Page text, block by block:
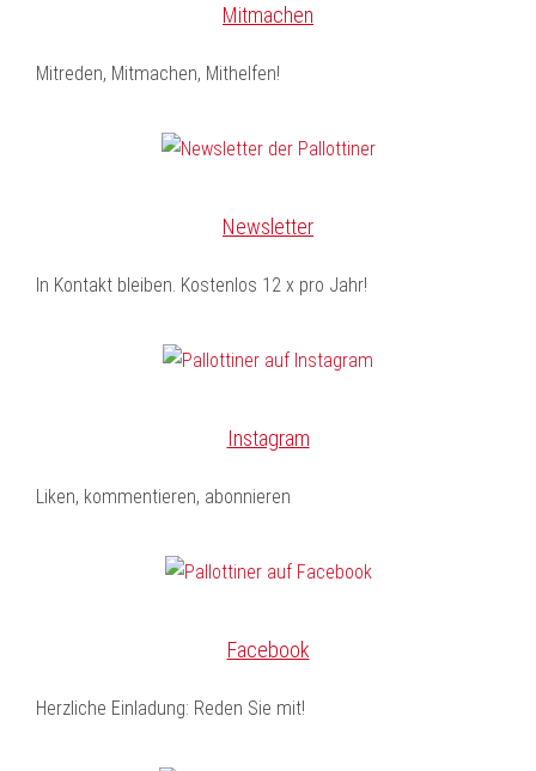
Mitmachen
Mitreden, Mitmachen, Mithelfen!
Newsletter
In Kontakt bleiben. Kostenlos 12 x pro Jahr!
Instagram
Liken, kommentieren, abonnieren
Facebook
Herzliche Einladung: Reden Sie mit!